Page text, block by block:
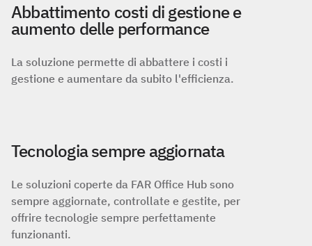
Abbattimento costi di gestione e
aumento delle performance
La soluzione permette di abbattere i costi i
gestione e aumentare da subito l'efficienza.
Tecnologia sempre aggiornata
Le soluzioni coperte da FAR Office Hub sono
sempre aggiornate, controllate e gestite, per
offrire tecnologie sempre perfettamente
funzionanti.